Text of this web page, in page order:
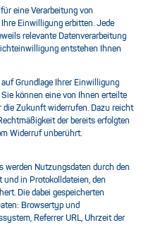
eine Verarbeitung von
Einwilligung erbitten. Jede
relevante Datenverarbeitung
entstehen Ihnen
Grundlage Ihrer Einwilligung
Sie können eine von Ihnen erteilte
Zukunft widerrufen. Dazu reicht
der bereits erfolgten
Widerruf unberührt.
werden Nutzungsdaten durch den
in Protokolldateien, den
Die dabei gespeicherten
Browsertyp und
Referrer URL, Uhrzeit der